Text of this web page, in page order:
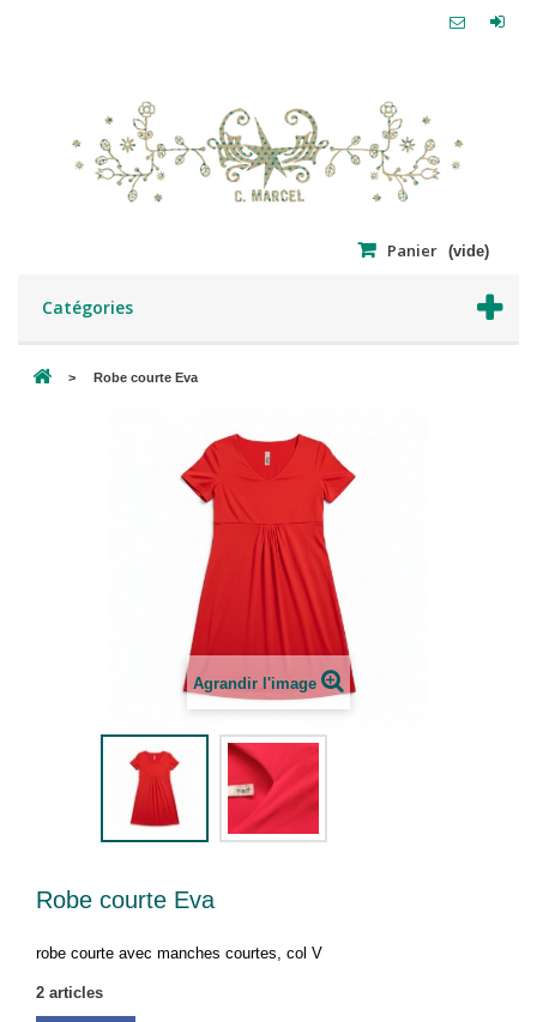
Panier (vide)
Catégories
> Robe courte Eva
Agrandir l'image
Robe courte Eva
robe courte avec manches courtes, col V
2 articles